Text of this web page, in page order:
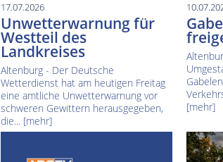
17.07.2026
Unwetterwarnung für
Westteil des
Landkreises
Altenburg - Der Deutsche
Wetterdienst hat am heutigen Freitag
eine amtliche Unwetterwarnung vor
schweren Gewittern herausgegeben,
die... [mehr]
[mehr]